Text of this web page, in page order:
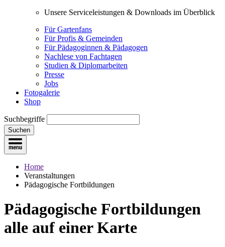
Unsere Serviceleistungen & Downloads im Überblick
Für Gartenfans
Für Profis & Gemeinden
Für Pädagoginnen & Pädagogen
Nachlese von Fachtagen
Studien & Diplomarbeiten
Presse
Jobs
Fotogalerie
Shop
Suchbegriffe
Suchen
Home
Veranstaltungen
Pädagogische Fortbildungen
Pädagogische Fortbildungen
alle auf einer Karte